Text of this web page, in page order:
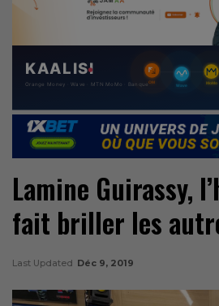
Lamine Guirassy,
fait briller les
Last Updated Déc 9, 2019